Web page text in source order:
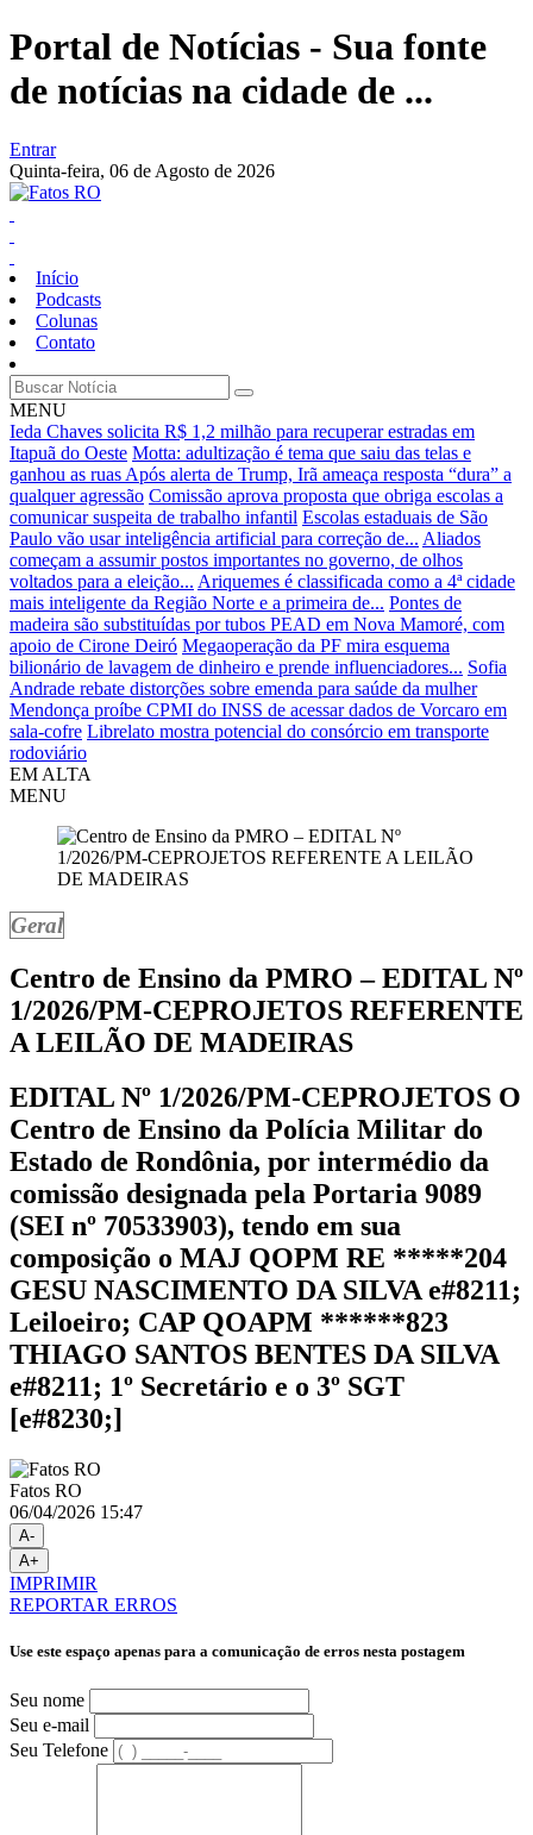
Portal de Notícias - Sua fonte
de notícias na cidade de ...
Entrar
Quinta-feira, 06 de Agosto de 2026
Início
Podcasts
Colunas
Contato
MENU
Ieda Chaves solicita R$ 1,2 milhão para recuperar estradas em
Itapuã do Oeste Motta: adultização é tema que saiu das telas e
ganhou as ruas Após alerta de Trump, Irã ameaça resposta “dura” a
qualquer agressão Comissão aprova proposta que obriga escolas a
comunicar suspeita de trabalho infantil Escolas estaduais de São
Paulo vão usar inteligência artificial para correção de... Aliados
começam a assumir postos importantes no governo, de olhos
voltados para a eleição... Ariquemes é classificada como a 4ª cidade
mais inteligente da Região Norte e a primeira de... Pontes de
madeira são substituídas por tubos PEAD em Nova Mamoré, com
apoio de Cirone Deiró Megaoperação da PF mira esquema
bilionário de lavagem de dinheiro e prende influenciadores... Sofia
Andrade rebate distorções sobre emenda para saúde da mulher
Mendonça proíbe CPMI do INSS de acessar dados de Vorcaro em
sala-cofre Librelato mostra potencial do consórcio em transporte
rodoviário
EM ALTA
MENU
Geral
Centro de Ensino da PMRO – EDITAL Nº
1/2026/PM-CEPROJETOS REFERENTE
A LEILÃO DE MADEIRAS
EDITAL Nº 1/2026/PM-CEPROJETOS O
Centro de Ensino da Polícia Militar do
Estado de Rondônia, por intermédio da
comissão designada pela Portaria 9089
(SEI nº 70533903), tendo em sua
composição o MAJ QOPM RE *****204
GESU NASCIMENTO DA SILVA e#8211;
Leiloeiro; CAP QOAPM ******823
THIAGO SANTOS BENTES DA SILVA
e#8211; 1º Secretário e o 3º SGT
[e#8230;]
Fatos RO
06/04/2026 15:47
A-
A+
IMPRIMIR
REPORTAR ERROS
Use este espaço apenas para a comunicação de erros nesta postagem
Seu nome
Seu e-mail
Seu Telefone